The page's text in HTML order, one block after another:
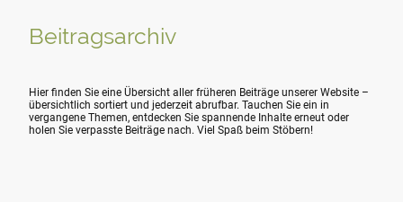
Beitragsarchiv
Hier finden Sie eine Übersicht aller früheren Beiträge unserer Website –
übersichtlich sortiert und jederzeit abrufbar. Tauchen Sie ein in
vergangene Themen, entdecken Sie spannende Inhalte erneut oder
holen Sie verpasste Beiträge nach. Viel Spaß beim Stöbern!